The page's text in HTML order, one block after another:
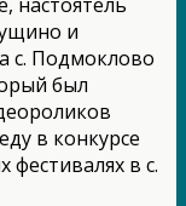
и
с. Подмоклово
был
в конкурсе
в с.